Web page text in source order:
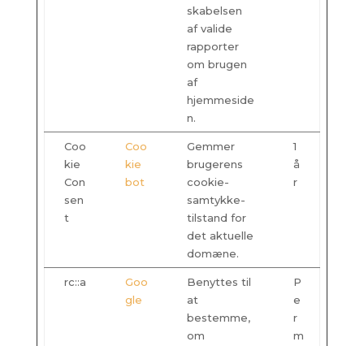
skabelsen
af valide
rapporter
om brugen
af
hjemmeside
n.
Coo
kie
Con
sen
t
Coo
kie
bot
Gemmer
brugerens
cookie-
samtykke-
tilstand for
det aktuelle
domæne.
1
å
r
rc::a
Goo
gle
Benyttes til
at
bestemme,
om
P
e
r
m